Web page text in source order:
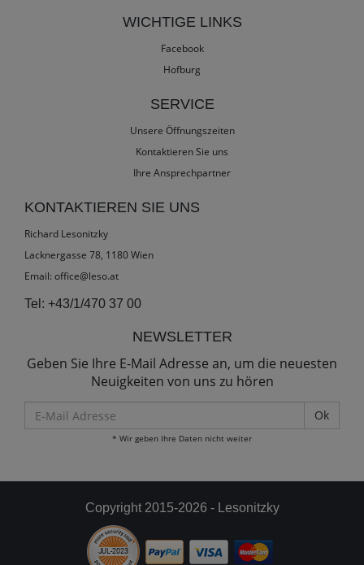
WICHTIGE LINKS
Facebook
Hofburg
SERVICE
Unsere Öffnungszeiten
Kontaktieren Sie uns
Ihre Ansprechpartner
KONTAKTIEREN SIE UNS
Richard Lesonitzky
Lacknergasse 78, 1180 Wien
Email: office@leso.at
Tel: +43/1/470 37 00
NEWSLETTER
Geben Sie Ihre E-Mail Adresse an, um die neuesten
Neuigkeiten von uns zu hören
Mail
Adresse
* Wir geben Ihre Daten nicht weiter
Copyright 2015-2026 - Lesonitzky